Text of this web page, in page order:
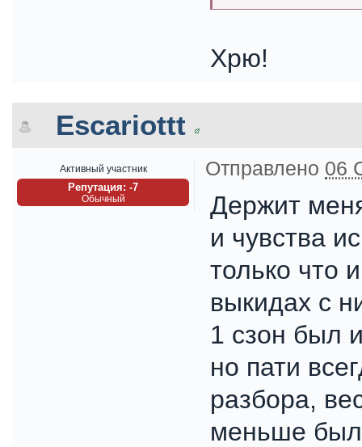
Хрю!
Escariottt
Активный участник
Репутация: -7
Обычный
Отправлено 06
Держит
и чувства
только что
выкидах с
1 сзон был
но пати
разбора,
меньше